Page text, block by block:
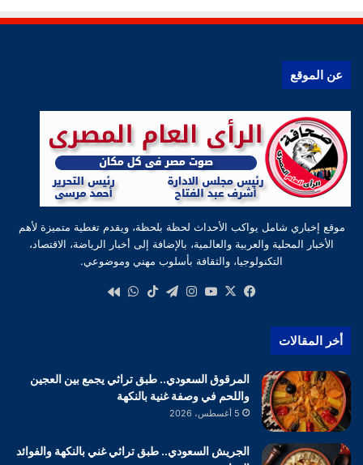
عن الموقع
موقع إخباري شامل يواكب الأحداث لحظة بلحظة، ويقدم تغطية متميزة لأهم
الأخبار المحلية والعربية والعالمية، بالإضافة إلى أخبار الرياضة، الاقتصاد،
التكنولوجيا، والثقافة بأسلوب مهني وموضوعي.
فيسبوك
‫X
‫YouTube
انستقرام
تيلقرام‫TikTokواتساب
أخر المقالات
المرقوق السعودي.. طبق تراثي يجمع بين العجين
واللحم في وصفة غنية بالنكهة
5 أغسطس، 2026
الجريش السعودي.. طبق تراثي غني بالنكهة والفوائد